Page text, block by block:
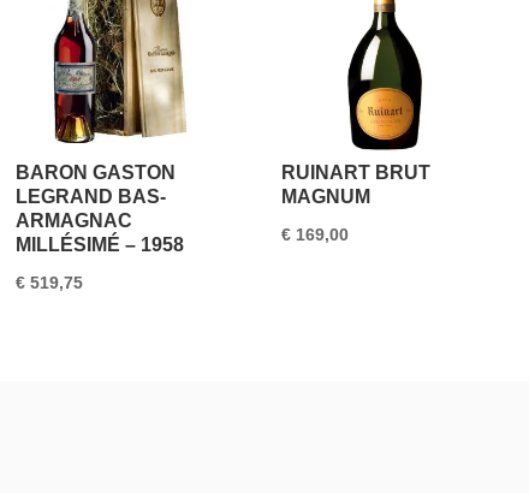
BARON GASTON
LEGRAND BAS-
ARMAGNAC
MILLÉSIMÉ – 1958
€ 519,75
RUINART BRUT
MAGNUM
€169,00